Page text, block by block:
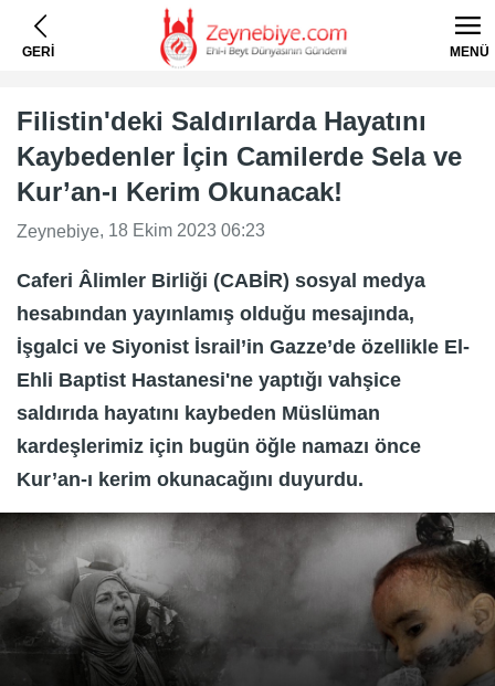
GERİ MENÜ
Filistin'deki Saldırılarda Hayatını
Kaybedenler İçin Camilerde Sela ve
Kur’an-ı Kerim Okunacak!
Zeynebiye, 18 Ekim 2023 06:23
Caferi Âlimler Birliği (CABİR) sosyal medya
hesabından yayınlamış olduğu mesajında,
İşgalci ve Siyonist İsrail’in Gazze’de özellikle El-
Ehli Baptist Hastanesi'ne yaptığı vahşice
saldırıda hayatını kaybeden Müslüman
kardeşlerimiz için bugün öğle namazı önce
Kur’an-ı kerim okunacağını duyurdu.